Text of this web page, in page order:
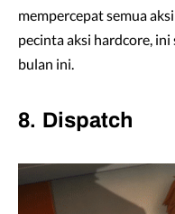
mempercepat semua
pecinta aksi hardcore,
bulan ini.
8. Dispatch